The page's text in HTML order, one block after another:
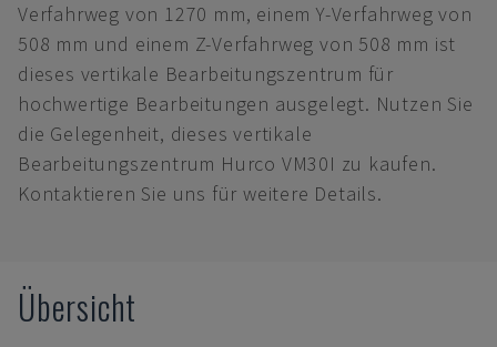
Verfahrweg von 1270 mm, einem Y-Verfahrweg von
508 mm und einem Z-Verfahrweg von 508 mm ist
dieses vertikale Bearbeitungszentrum für
hochwertige Bearbeitungen ausgelegt. Nutzen Sie
die Gelegenheit, dieses vertikale
Bearbeitungszentrum Hurco VM30I zu kaufen.
Kontaktieren Sie uns für weitere Details.
Übersicht